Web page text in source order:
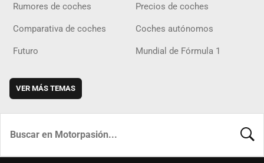
Rumores de coches Precios de coches
Comparativa de coches Coches autónomos
Futuro Mundial de Fórmula 1
VER MÁS TEMAS